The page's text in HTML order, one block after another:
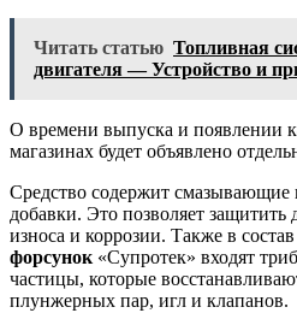
Читать статью Топливная
двигателя — Устройство и
О времени выпуска и появлении
магазинах будет объявлено
Средство содержит смазывающие
добавки. Это позволяет
износа и коррозии. Также в состав
форсунок «Супротек» входят
частицы, которые
плунжерных пар, игл и клапанов.